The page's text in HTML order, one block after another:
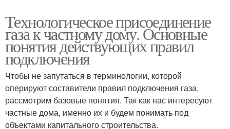
Технологическое присоединение
газа к частному дому. Основные
понятия действующих правил
подключения
Чтобы не запутаться в терминологии, которой
оперируют составители правил подключения газа,
рассмотрим базовые понятия. Так как нас интересуют
частные дома, именно их и будем понимать под
объектами капитального строительства.